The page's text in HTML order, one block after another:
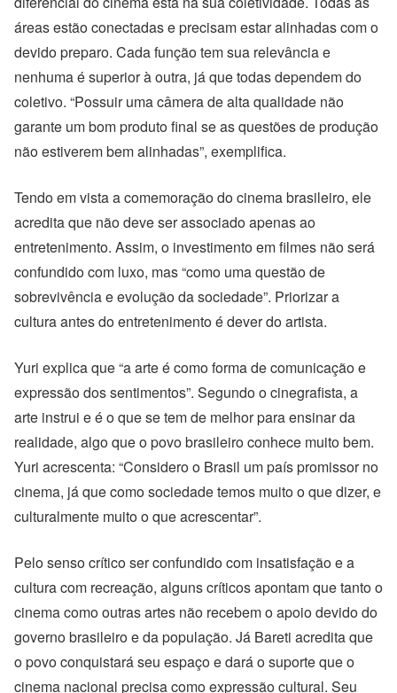
áreas estão conectadas e precisam estar alinhadas com o
devido preparo. Cada função tem sua relevância e
nenhuma é superior à outra, já que todas dependem do
coletivo. “Possuir uma câmera de alta qualidade não
garante um bom produto final se as questões de produção
não estiverem bem alinhadas”, exemplifica.
Tendo em vista a comemoração do cinema brasileiro, ele
acredita que não deve ser associado apenas ao
entretenimento. Assim, o investimento em filmes não será
confundido com luxo, mas “como uma questão de
sobrevivência e evolução da sociedade”. Priorizar a
cultura antes do entretenimento é dever do artista.
Yuri explica que “a arte é como forma de comunicação e
expressão dos sentimentos”. Segundo o cinegrafista, a
arte instrui e é o que se tem de melhor para ensinar da
realidade, algo que o povo brasileiro conhece muito bem.
Yuri acrescenta: “Considero o Brasil um país promissor no
cinema, já que como sociedade temos muito o que dizer, e
culturalmente muito o que acrescentar”.
Pelo senso crítico ser confundido com insatisfação e a
cultura com recreação, alguns críticos apontam que tanto o
cinema como outras artes não recebem o apoio devido do
governo brasileiro e da população. Já Bareti acredita que
o povo conquistará seu espaço e dará o suporte que o
cinema nacional precisa como expressão cultural. Seu